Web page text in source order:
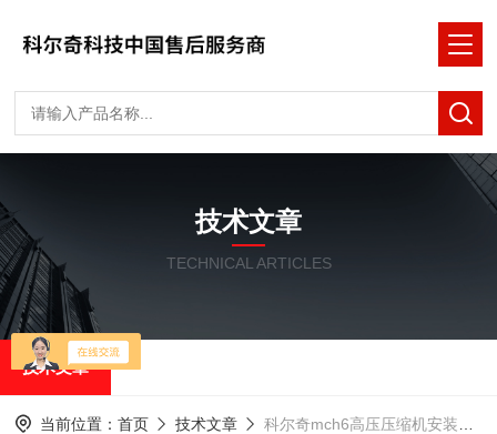
技术文章
TECHNICAL ARTICLES
技术文章
当前位置： 首页 技术文章 科尔奇mch6高压压缩机安装注意要求